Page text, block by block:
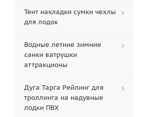
Тент накладки сумки чехлы
для лодок
Водные летние зимние
санки ватрушки
аттракционы
Дуга Тарга Рейлинг для
троллинга на надувные
лодки ПВХ